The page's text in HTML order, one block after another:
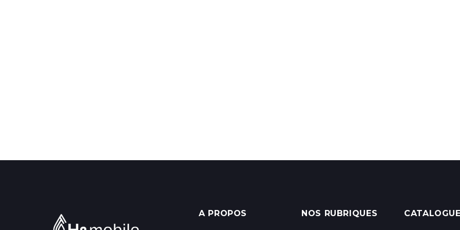
A PROPOS NOS RUBRIQUES